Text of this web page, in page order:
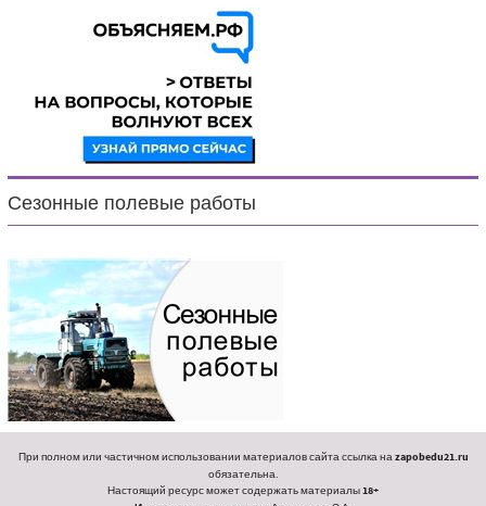
Сезонные полевые работы
При полном или частичном использовании материалов сайта ссылка наzapobedu21.ru
обязательна.
Настоящий ресурс может содержать материалы18+